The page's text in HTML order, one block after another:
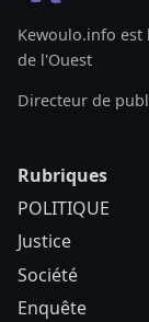
Kewoulo.info
de l'Ouest
Directeur de
Rubriques
POLITIQUE
Justice
Société
Enquête